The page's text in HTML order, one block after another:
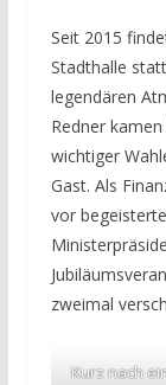
Seit 2015
Stadthalle
legendären
Redner
wichtiger
Gast. Als
vor
zweimal
Kurz nach